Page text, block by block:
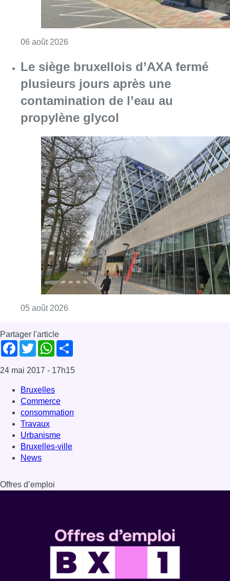
05 août 2026Consulter l'article "Le siège bruxellois
Partager l'article
Facebook
TwitterWhatsApp
Share
24 mai 2017- 17h15
Bruxelles
Commerce
consommation
Travaux
Urbanisme
Bruxelles-ville
Offres d’emploi